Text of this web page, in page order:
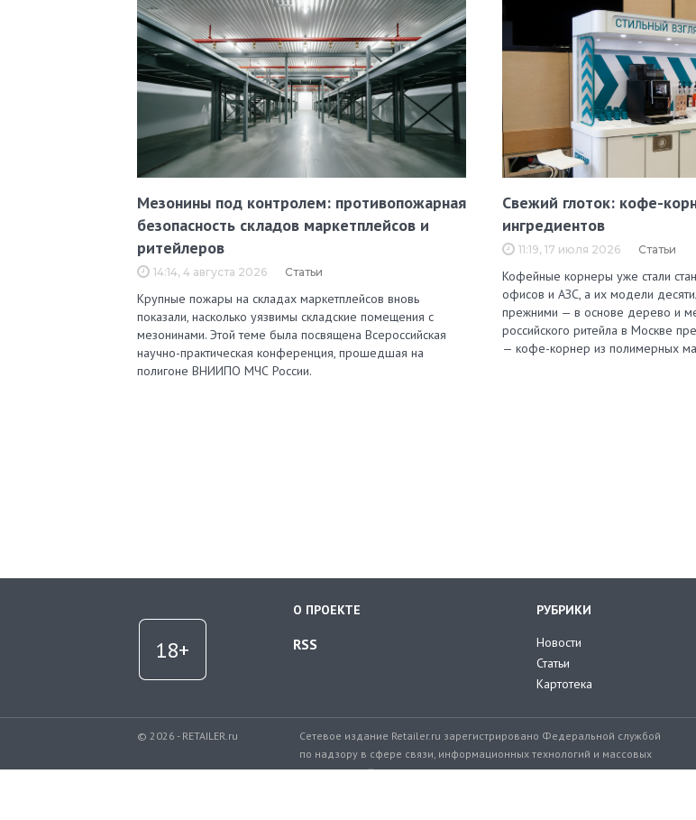
Мезонины под контролем: противопожарная
безопасность складов маркетплейсов и
ритейлеров
14:14, 4 августа 2026 Статьи
Крупные пожары на складах маркетплейсов вновь
показали, насколько уязвимы складские помещения с
мезонинами. Этой теме была посвящена Всероссийская
научно-практическая конференция, прошедшая на
полигоне ВНИИПО МЧС России.
Свежий глоток: кофе-
ингредиентов
11:19, 17 июля 2026 Статьи
Кофейные корнеры уже стали
офисов и АЗС, а их модели
прежними — в основе дерево и
российского ритейла в Москве
— кофе-корнер из полимерных
О ПРОЕКТЕ
RSS
РУБРИКИ
Новости
Статьи
Картотека
© 2026 - RETAILER.ru
Сетевое издание Retailer.ru зарегистрировано Федеральной службой
по надзору в сфере связи, информационных технологий и массовых
коммуникаций.